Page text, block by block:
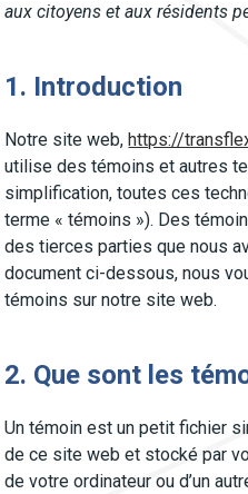
aux citoyens et aux résidents
1. Introduction
Notre site web, https://
utilise des témoins et autres
simplification, toutes ces
terme « témoins »). Des
des tierces parties que nous
document ci-dessous, nous
témoins sur notre site web.
2. Que sont les
Un témoin est un petit fichier
de ce site web et stocké par
de votre ordinateur ou d’un